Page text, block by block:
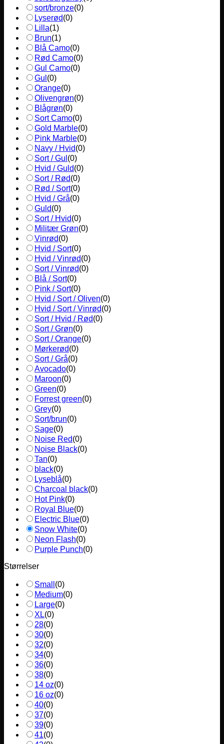
sort/bronze(0)
Lyserød(0)
Lilla(1)
Brun(1)
Blå Camo(0)
Rød Camo(0)
Gul Camo(0)
Gul (0)
Orange(0)
Olivengrøn(0)
Blågrøn(0)
Sort Camo(0)
Gold Marble(0)
Pink Marble(0)
Navy / Hvid(0)
Sort / Gul (0)
Hvid / Guld(0)
Sort / Rød(0)
Rød / Sort(0)
Hvid / Grå(0)
Guld(0)
Sort / Hvid(0)
Militær Grøn(0)
Vinrød(0)
Hvid / Sort(0)
Hvid / Vinrød(0)
Sort / Vinrød(0)
Blå / Sort(0)
Pink / Sort(0)
Hvid / Sort / Oliven(0)
Hvid / Sort / Vinrød(0)
Sort / Hvid / Rød(0)
Sort / Grøn(0)
Sort / Orange(0)
Mørkerød(0)
Sort / Grå(0)
Avocado(0)
Maroon(0)
Green(0)
Forrest green(0)
Grey(0)
Sort/brun(0)
Sage(0)
Noise Red(0)
Noise Black(0)
Tan(0)
black(0)
Lyseblå(0)
Charcoal black(0)
Hot Pink(0)
Royal Blue(0)
Electric Blue(0)
Snow White(0)
Neon Flash(0)
Purple Punch(0)
Størrelser
Small (0)
Medium(0)
Large(0)
XL(0)
28(0)
30(0)
32(0)
34(0)
36(0)
38(0)
14 oz(0)
16 oz(0)
40(0)
37(0)
39(0)
41(0)